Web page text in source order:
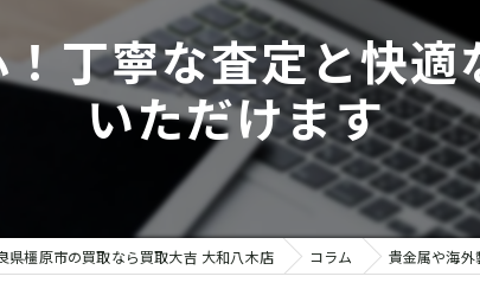
ブ
貴
時
金
丁寧な査定と快
いただけます
県橿原市の買取なら買取大吉 大和八木店 コラム 貴金属や海